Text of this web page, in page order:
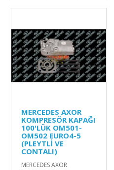
MERCEDES AXOR
KOMPRESÖR KAPAĞI
100'LÜK OM501-
OM502 EURO4-5
(PLEYTLİ VE
CONTALI)
MERCEDES AXOR